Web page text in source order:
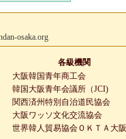
osaka.org
各級機関
大阪韓国青年商工会
韓国大阪青年会議所（JCI)
関西済州特別自治道民協会
大阪ワッソ文化交流協会
世界韓人貿易協会ＯＫＴＡ大阪